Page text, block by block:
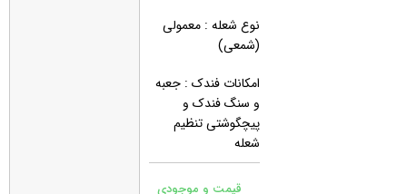
نوع شعله : معمولی
(شمعی)
امکانات فندک : جعبه
و سنگ فندک و
پیچگوشتی تنظیم
شعله
قیمت و موجودی